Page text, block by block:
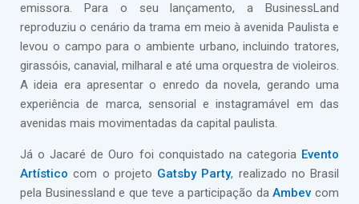
emissora. Para o seu lançamento, a BusinessLand
reproduziu o cenário da trama em meio à avenida Paulista e
levou o campo para o ambiente urbano, incluindo tratores,
girassóis, canavial, milharal e até uma orquestra de violeiros.
A ideia era apresentar o enredo da novela, gerando uma
experiência de marca, sensorial e instagramável em das
avenidas mais movimentadas da capital paulista.
Já o Jacaré de Ouro foi conquistado na categoria Evento
Artísticocom o projeto Gatsby Party, realizado no Brasil
pela Businessland e que teve a participação daAmbevcom